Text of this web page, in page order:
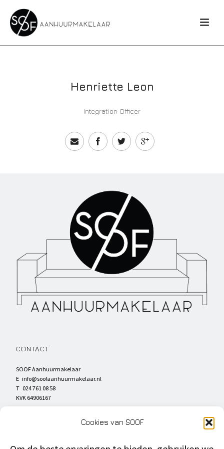
Cookies van SOOF
Henriette Leon
Integration Officer
CONTACT
SOOF Aanhuurmakelaar
E info@soofaanhuurmakelaar.nl
T 024 761 08 58
KVK 64906167